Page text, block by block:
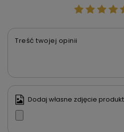
Treść twojej opinii
Dodaj własne zdjęcie